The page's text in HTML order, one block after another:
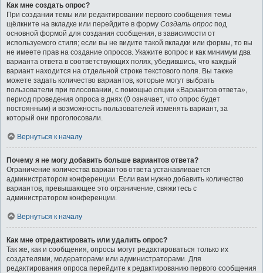
Как мне создать опрос?
При создании темы или редактировании первого сообщения темы
щёлкните на вкладке или перейдите в форму Создать опрос под
основной формой для создания сообщения, в зависимости от
используемого стиля; если вы не видите такой вкладки или формы, то вы
не имеете прав на создание опросов. Укажите вопрос и как минимум два
варианта ответа в соответствующих полях, убедившись, что каждый
вариант находится на отдельной строке текстового поля. Вы также
можете задать количество вариантов, которые могут выбрать
пользователи при голосовании, с помощью опции «Вариантов ответа»,
период проведения опроса в днях (0 означает, что опрос будет
постоянным) и возможность пользователей изменять вариант, за
который они проголосовали.
Вернуться к началу
Почему я не могу добавить больше вариантов ответа?
Ограничение количества вариантов ответа устанавливается
администратором конференции. Если вам нужно добавить количество
вариантов, превышающее это ограничение, свяжитесь с
администратором конференции.
Вернуться к началу
Как мне отредактировать или удалить опрос?
Так же, как и сообщения, опросы могут редактироваться только их
создателями, модераторами или администраторами. Для
редактирования опроса перейдите к редактированию первого сообщения